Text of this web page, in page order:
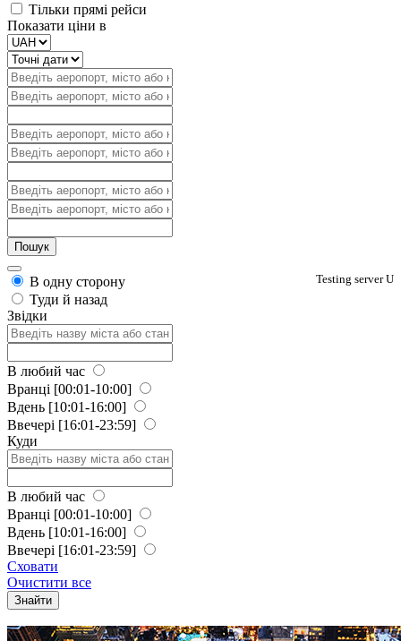
Тільки прямі рейси
Показати ціни в
Testing server U
В одну сторону
Туди й назад
Звідки
В любий час
Вранці [00:01-10:00]
Вдень [10:01-16:00]
Ввечері [16:01-23:59]
Куди
В любий час
Вранці [00:01-10:00]
Вдень [10:01-16:00]
Ввечері [16:01-23:59]
Сховати
Очистити все
Знайти